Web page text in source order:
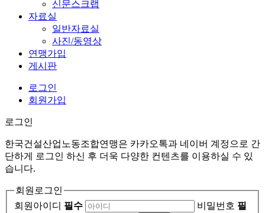
신문스크랩
자료실
일반자료실
사진/동영상
연맹가입
게시판
로그인
회원가입
로그인
한국건설산업노동조합연맹은 카카오톡과 네이버 계정으로 간
단하게 로그인 하신 후 더욱 다양한 컨텐츠를 이용하실 수 있
습니다.
회원로그인
회원아이디 필수 비밀번호 필